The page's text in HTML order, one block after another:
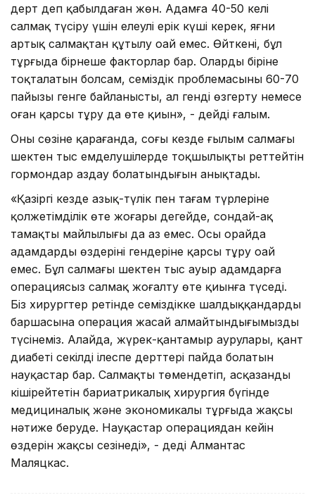
дерт деп қабылдаған жөн. Адамға 40-50 келі
салмақ түсіру үшін елеулі ерік күші керек, яғни
артық салмақтан құтылу оңай емес. Өйткені, бұл
тұрғыда бірнеше факторлар бар. Олардың біріне
тоқталатын болсам, семіздік проблемасының 60-70
пайызы генге байланысты, ал генді өзгерту немесе
оған қарсы тұру да өте қиын», - дейді ғалым.
Оның сөзіне қарағанда, соңғы кезде ғылым салмағы
шектен тыс емделушілерде тоқшылықты реттейтін
гормондар аздау болатындығын анықтады.
«Қазіргі кезде азық-түлік пен тағам түрлеріне
қолжетімділік өте жоғары деңгейде, сондай-ақ
тамақтың майлылығы да аз емес. Осы орайда
адамдардың өздерінің гендеріне қарсы тұру оңай
емес. Бұл салмағы шектен тыс ауыр адамдарға
операциясыз салмақ жоғалту өте қиынға түседі.
Біз хирургтер ретінде семіздікке шалдыққандардың
баршасына операция жасай алмайтындығымызды
түсінеміз. Алайда, жүрек-қантамыр аурулары, қант
диабеті секілді ілеспе дерттері пайда болатын
науқастар бар. Салмақты төмендетіп, асқазанды
кішірейтетін бариатрикалық хирургия бүгінде
медициналық және экономикалы тұрғыда жақсы
нәтиже беруде. Науқастар операциядан кейін
өздерін жақсы сезінеді», - деді Алмантас
Маляцкас.